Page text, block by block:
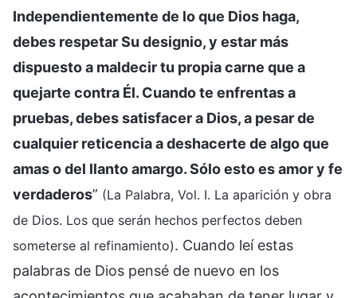
Independientemente de lo que Dios haga,
debes respetar Su designio, y estar más
dispuesto a maldecir tu propia carne que a
quejarte contra Él. Cuando te enfrentas a
pruebas, debes satisfacer a Dios, a pesar de
cualquier reticencia a deshacerte de algo que
amas o del llanto amargo. Sólo esto es amor y fe
verdaderos” (La Palabra, Vol. I. La aparición y obra
de Dios. Los que serán hechos perfectos deben
someterse al refinamiento). Cuando leí estas
palabras de Dios pensé de nuevo en los